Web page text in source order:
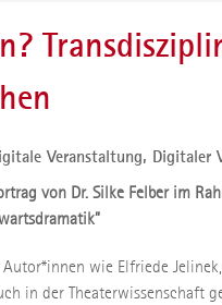
Veranstaltung, Digitaler
von Dr. Silke Felber im
wie Elfriede
in der Theaterwissenschaft